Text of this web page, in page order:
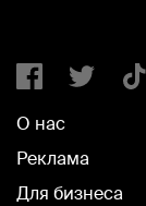
О нас
Реклама
Для бизнеса